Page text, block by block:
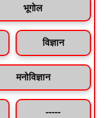
भूगोल
विज्ञान
मनोविज्ञान
-----